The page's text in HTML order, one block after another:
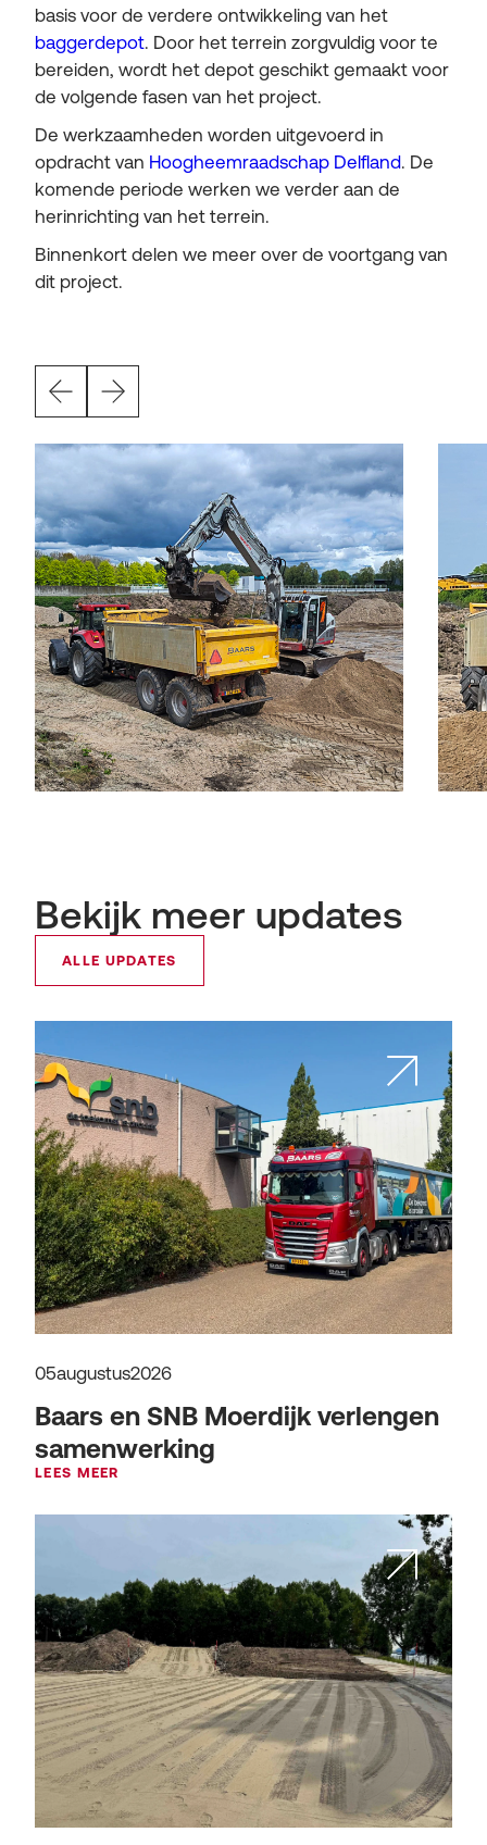
basis voor de verdere ontwikkeling van het
baggerdepot. Door het terrein zorgvuldig voor te
bereiden, wordt het depot geschikt gemaakt voor
de volgende fasen van het project.
De werkzaamheden worden uitgevoerd in
opdracht van Hoogheemraadschap Delfland. De
komende periode werken we verder aan de
herinrichting van het terrein.
Binnenkort delen we meer over de voortgang van
dit project.
Bekijk meer updates
ALLE UPDATES
05augustus2026
Baars en SNB Moerdijk verlengen
samenwerking
LEES MEER